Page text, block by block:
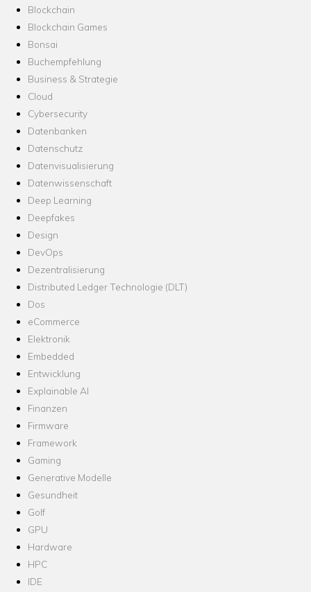
Blockchain
Blockchain Games
Bonsai
Buchempfehlung
Business & Strategie
Cloud
Cybersecurity
Datenbanken
Datenschutz
Datenvisualisierung
Datenwissenschaft
Deep Learning
Deepfakes
Design
DevOps
Dezentralisierung
Distributed Ledger Technologie (DLT)
Dos
eCommerce
Elektronik
Embedded
Entwicklung
Explainable AI
Finanzen
Firmware
Framework
Gaming
Generative Modelle
Gesundheit
Golf
GPU
Hardware
HPC
IDE